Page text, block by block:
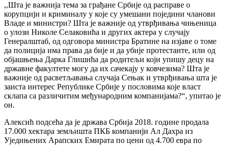
,,Шта је важнија тема за грађане Србије од расправе о
корупцији и криминалу у које су умешани поједини чланови
Владе и министри? Шта је важније од утврђивања чињеница
о улози Николе Селаковића и других актера у случају
Генералштаб, од одговора министра Братине на изјаве о томе
да полиција има права да бије и да убије протестанте, или од
објашњења Дарка Глишића да родитељи који упишу децу на
државне факултете могу да их сачекају у ковчезима? Шта је
важније од расветљавања случаја Сењак и утврђивања шта је
заиста интерес Републике Србије у пословима које власт
склапа са различитим међународним компанијама?“, упитао је
он.
Алексић подсећа да је држава Србија 2018. године продала
17.000 хектара земљишта ПКБ компанији Ал Дахра из
Уједињених Арапских Емирата по цени од 4.700 евра по